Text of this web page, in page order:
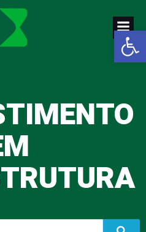
Abrir
Pular
para
o
conteúdo